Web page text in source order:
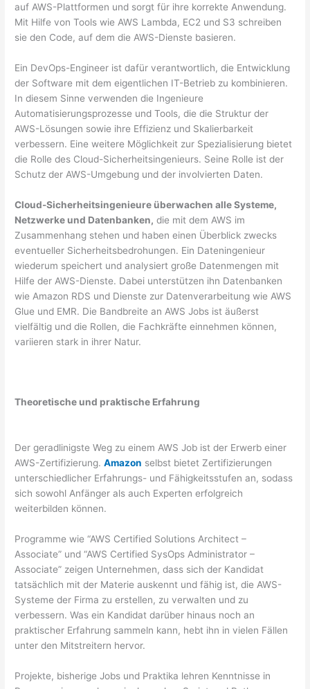
auf AWS-Plattformen und sorgt für ihre korrekte Anwendung.
Mit Hilfe von Tools wie AWS Lambda, EC2 und S3 schreiben
sie den Code, auf dem die AWS-Dienste basieren.
Ein DevOps-Engineer ist dafür verantwortlich, die Entwicklung
der Software mit dem eigentlichen IT-Betrieb zu kombinieren.
In diesem Sinne verwenden die Ingenieure
Automatisierungsprozesse und Tools, die die Struktur der
AWS-Lösungen sowie ihre Effizienz und Skalierbarkeit
verbessern. Eine weitere Möglichkeit zur Spezialisierung bietet
die Rolle des Cloud-Sicherheitsingenieurs. Seine Rolle ist der
Schutz der AWS-Umgebung und der involvierten Daten.
Cloud-Sicherheitsingenieure überwachen alle Systeme,
Netzwerke und Datenbanken, die mit dem AWS im
Zusammenhang stehen und haben einen Überblick zwecks
eventueller Sicherheitsbedrohungen. Ein Dateningenieur
wiederum speichert und analysiert große Datenmengen mit
Hilfe der AWS-Dienste. Dabei unterstützen ihn Datenbanken
wie Amazon RDS und Dienste zur Datenverarbeitung wie AWS
Glue und EMR. Die Bandbreite an AWS Jobs ist äußerst
vielfältig und die Rollen, die Fachkräfte einnehmen können,
variieren stark in ihrer Natur.
Theoretische und praktische Erfahrung
Der geradlinigste Weg zu einem AWS Job ist der Erwerb einer
AWS-Zertifizierung.Amazon selbst bietet Zertifizierungen
unterschiedlicher Erfahrungs- und Fähigkeitsstufen an, sodass
sich sowohl Anfänger als auch Experten erfolgreich
weiterbilden können.
Programme wie “AWS Certified Solutions Architect –
Associate” und “AWS Certified SysOps Administrator –
Associate” zeigen Unternehmen, dass sich der Kandidat
tatsächlich mit der Materie auskennt und fähig ist, die AWS-
Systeme der Firma zu erstellen, zu verwalten und zu
verbessern. Was ein Kandidat darüber hinaus noch an
praktischer Erfahrung sammeln kann, hebt ihn in vielen Fällen
unter den Mitstreitern hervor.
Projekte, bisherige Jobs und Praktika lehren Kenntnisse in